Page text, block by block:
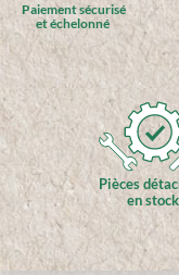
Paiement sécurisé
et échelonné
Pièces
en stock